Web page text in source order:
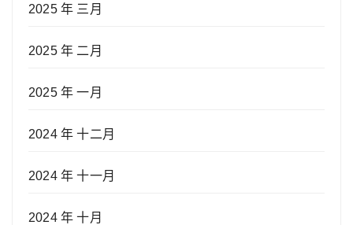
2025 年 三月
2025 年 二月
2025 年 一月
2024 年 十二月
2024 年 十一月
2024 年 十月